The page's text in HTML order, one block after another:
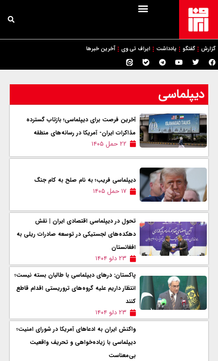
گزارش گفتگو یادداشت ایراف تی وی آخرین خبرها
دیپلماسی
آخرين فرصت برای دیپلماسی؛ بازتاب گسترده
مذاکرات ایران- آمریکا در رسانه‌های منطقه
۲۲ حمل ۱۴۰۵
دیپلماسی فریب؛ به نام صلح به کام جنگ
۱۷ حمل ۱۴۰۵
تحول در دیپلماسی اقتصادی ایران | نقش
دهکده‌های لجستیکی در توسعه صادرات ريلی به
افغانستان
۲۳ دلو ۱۴۰۴
پاکستان: درهای دیپلماسی با طالبان بسته نیست؛
انتظار داریم علیه گروه‌های تروریستی اقدام قاطع
کنند
۲۳ دلو ۱۴۰۴
واکنش ایران به ادعاهای آمریکا در شورای امنیت؛
دیپلماسی با زیاده‌خواهی و تحریف واقعیت
بی‌معناست